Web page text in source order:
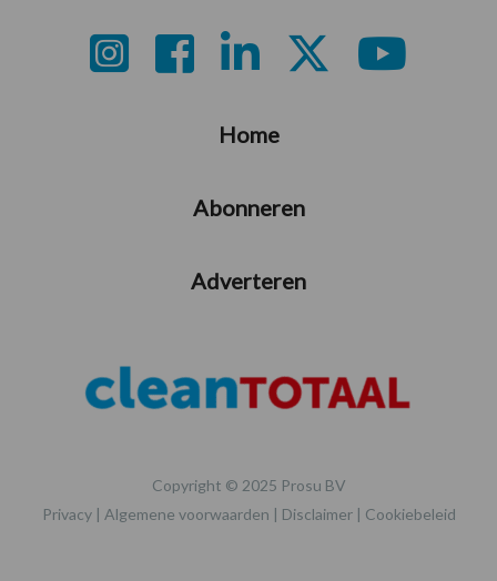
Home
Abonneren
Adverteren
Copyright © 2025 Prosu BV
Privacy| Algemene voorwaarden | Disclaimer| Cookiebeleid